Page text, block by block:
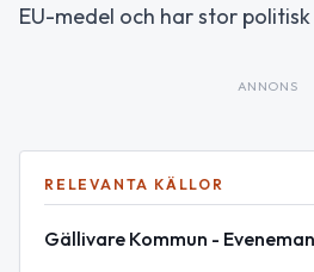
EU-medel och har stor
ANNONS
RELEVANTA KÄLLOR
Gällivare Kommun -